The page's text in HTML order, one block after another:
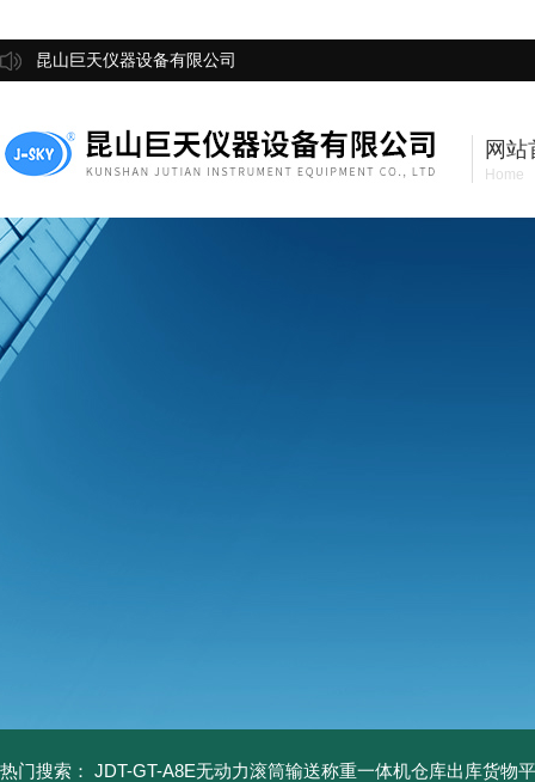
昆山巨天仪器设备有限公司
网站
Home
热门搜索： JDT-GT-A8E无动力滚筒输送称重一体机仓库出库货物